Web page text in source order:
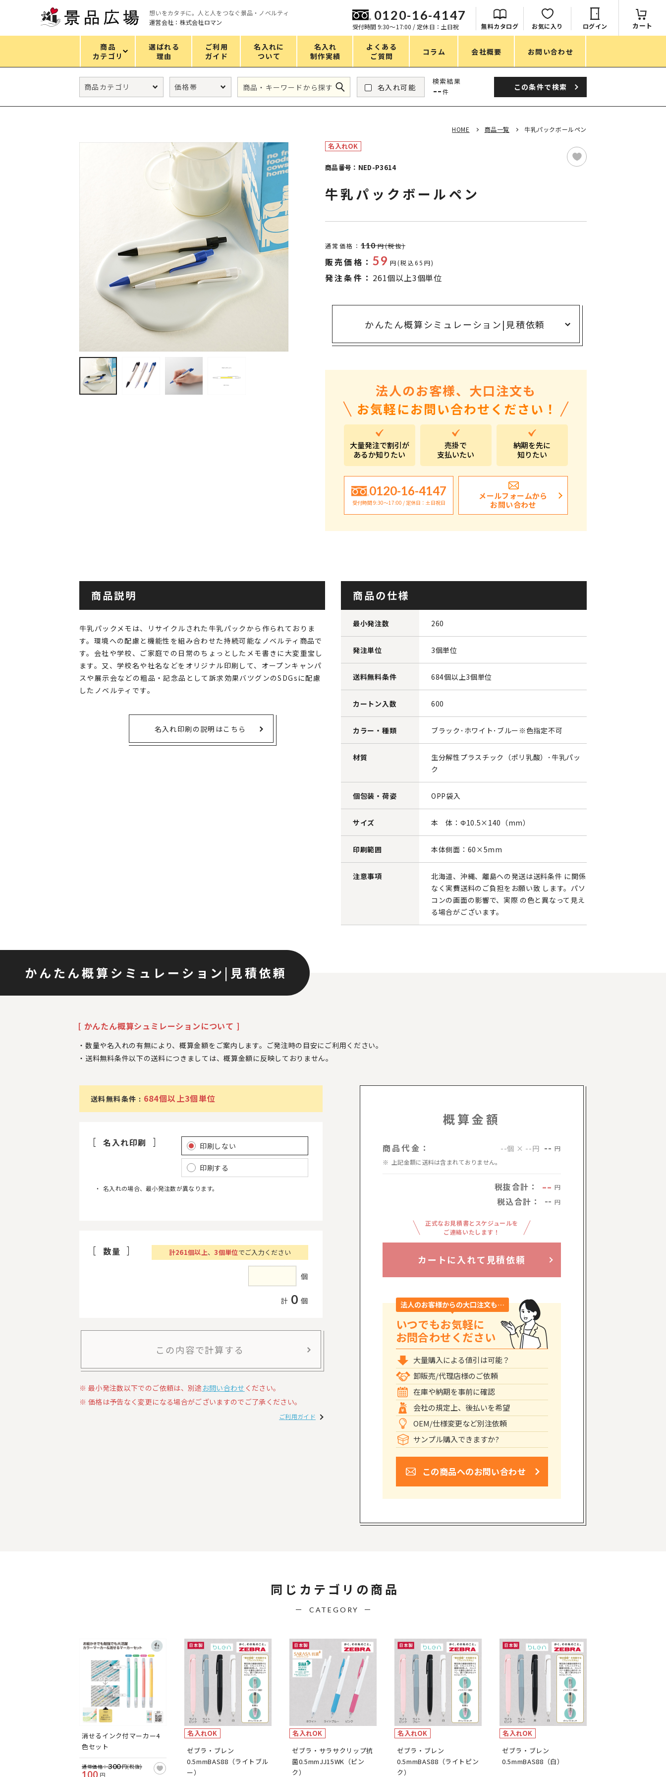
想いをカタチに。人と人をつなぐ景品・ノベルティ
運営会社：株式会社ロマン
0120-16-4147
受付時間 9:30〜17:00 / 定休日：土日祝 無料カタログ お気に入り ログイン カート
商品
カテゴリ
選ばれる
理由
ご利用
ガイド
名入れに
ついて
名入れ
制作実績
よくある
ご質問
コラム 会社概要 お問い合わせ
カテゴリ
バスグッズ
スマホ・PCグッズ
コスメグッズ
食品・スイーツ
タオル・ハンカチ
ペン・筆記用具 傘・レイングッズ
ステーショナリー
生活雑貨・便利グッズ バッグ&ポーチ
衛生用品特集
カタログギフト
価格
151～200円
201～250円
251～300円
501～1,000円
1,000～2,000円
2,000～3,000円
目的・シーン
安全大会ノベルティ・記念品特集
インバウンド･外国人観光客向け特集
粗品・営業配布
入学・卒業記念品
自治体・公共団体向け
オープン・開業・開院
ポストイン
ばらまき、ショップイベント向け粗品・ノベ
名入れ可能
検索結果
-- 件 この条件で検索
HOME 商品一覧 牛乳パックボールペン
名入れOK
商品番号：NED-P3614
牛乳パックボールペン
通常価格： 110 円(税抜)
販売価格： 59 円(税込65円)
発注条件： 261個以上3個単位
かんたん概算シミュレーション| 見積依頼
法人のお客様、大口注文も
お気軽にお問い合わせください！
大量発注で割引が
あるか知りたい
売掛で
支払いたい
納期を先に
知りたい
0120-16-4147
受付時間 9:30〜17:00 / 定休日：土日祝日
メールフォームから
お問い合わせ
商品説明
牛乳パックメモは、リサイクルされた牛乳パックから作られておりま
す。環境への配慮と機能性を組み合わせた持続可能なノベルティ商品で
す。会社や学校、ご家庭での日常のちょっとしたメモ書きに大変重宝し
ます。又、学校名や社名などをオリジナル印刷して、オープンキャンパ
スや展示会などの粗品・記念品として訴求効果バツグンのSDGsに配慮
したノベルティです。
名入れ印刷の説明はこちら
商品の仕様
最小発注数 260
発注単位 3個単位
送料無料条件 684個以上3個単位
カートン入数 600
カラー・種類 ブラック･ホワイト･ブルー※色指定不可
材質
生分解性プラスチック（ポリ乳酸）･牛乳パッ
ク
個包装・荷姿 OPP袋入
サイズ 本 体：Φ10.5×140（mm）
印刷範囲 本体側面：60×5mm
注意事項
北海道、沖縄、離島への発送は送料条件 に関係
なく実費送料のご負担をお願い致 します。パソ
コンの画面の影響で、実際 の色と異なって見え
る場合がございます。
かんたん概算シミュレーション | 見積依頼
[ かんたん概算シュミレーションについて ]
数量や名入れの有無により、概算金額をご案内します。ご発注時の目安にご利用ください。
送料無料条件以下の送料につきましては、概算金額に反映しておりません。
送料無料条件 : 684個以上3個単位
名入れ印刷 印刷しない
印刷する
名入れの場合、最小発注数が異なります。
数量 計261個以上、3個単位でご入力ください
個
計 0 個
この内容で計算する
最小発注数以下でのご依頼は、別途 お問い合わせ ください。
価格は予告なく変更になる場合がございますのでご了承ください。
ご利用ガイド
概算金額
商品代金： --個 × --円 -- 円
上記金額に送料は含まれておりません。
税抜合計： -- 円
税込合計： -- 円
正式なお見積書とスケジュールを
ご連絡いたします！
カートに入れて見積依頼
法人のお客様からの大口注文も…
いつでもお気軽に
お問合わせください
大量購入による値引は可能？
卸販売/代理店様のご依頼
在庫や納期を事前に確認
会社の規定上、後払いを希望
OEM/仕様変更など別注依頼
サンプル購入できますか?
この商品へのお問い合わせ
同じカテゴリの商品
CATEGORY
消せるインク付マーカー4
色セット
通常価格：300円(税抜)
100 円
名入れOK
ゼブラ・ブレン
0.5mmBAS88（ライトブル
ー）
名入れOK
ゼブラ・サラサクリップ抗
菌0.5mmJJ15WK（ピン
ク）
名入れOK
ゼブラ・ブレン
0.5mmBAS88（ライトピン
ク）
名入れOK
ゼブラ・ブレン
0.5mmBAS88（白）